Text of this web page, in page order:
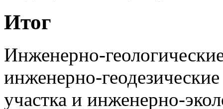
Итог
Инженерно-
инженерно-
участка и инженерно-